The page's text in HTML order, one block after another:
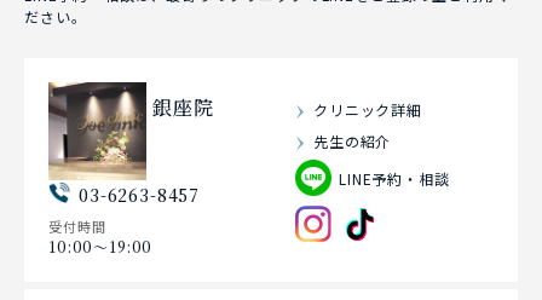
ださい。
銀座院
03-6263-8457
受付時間
10:00〜19:00
クリニック詳細
先生の紹介
LINE予約・相談